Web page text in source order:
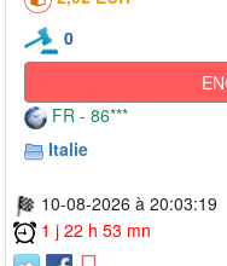
0
FR - 86***
Italie
10-08-2026 à 20:03:19
1 j 22 h 53 mn